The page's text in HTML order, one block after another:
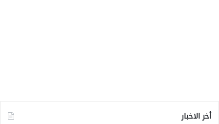
أخر الاخبار